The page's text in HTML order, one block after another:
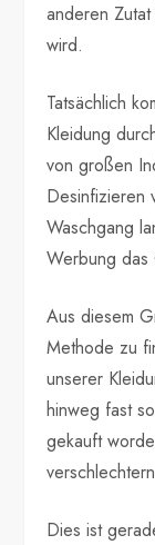
anderen
wird.
Tatsächlich
Kleidung
von großen
Desinfizieren
Waschgang
Werbung
Aus diesem
Methode zu
unserer
hinweg fast
gekauft
Dies ist